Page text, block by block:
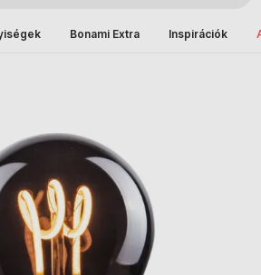
Bonami Extra Inspirációk